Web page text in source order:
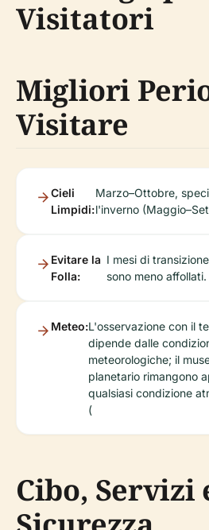
Visitatori
Migliori
Visitare
Cieli
Limpidi:
Marzo–Ottobre,
l'inverno
Evitare la
Folla:
I mesi di
sono meno affollati.
Meteo:L'osservazione con il
dipende dalle
meteorologiche; il
planetario rimangono
qualsiasi condizione
(
Cibo, Servizi